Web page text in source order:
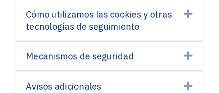
Cómo utilizamos las cookies y otras
tecnologías de seguimiento
Mecanismos de seguridad
Avisos adicionales